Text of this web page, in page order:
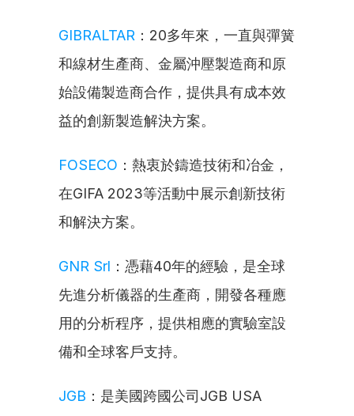
GIBRALTAR ：20多年來，一直與彈簧
和線材生產商、金屬沖壓製造商和原
始設備製造商合作，提供具有成本效
益的創新製造解決方案。
FOSECO ：熱衷於鑄造技術和冶金，
在GIFA 2023等活動中展示創新技術
和解決方案。
GNR Srl ：憑藉40年的經驗，是全球
先進分析儀器的生產商，開發各種應
用的分析程序，提供相應的實驗室設
備和全球客戶支持。
JGB ：是美國跨國公司JGB USA